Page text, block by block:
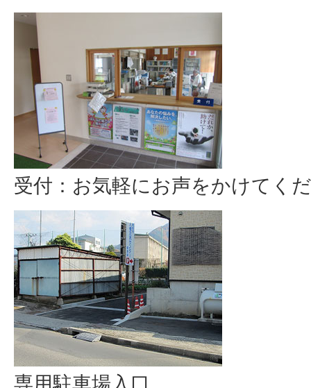
受付：お気軽にお声をかけてく
専用駐車場入口